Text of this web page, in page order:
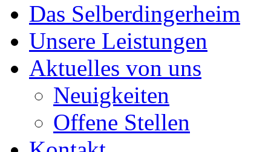
Das Selberdingerheim
Unsere Leistungen
Aktuelles von uns
Neuigkeiten
Offene Stellen